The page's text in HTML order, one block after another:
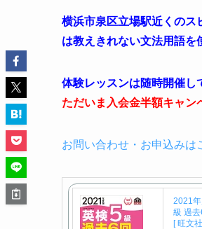
横浜市泉区立場駅近くのス
は教えきれない文法用語を
体験レッスンは随時開催し
ただいま入会金半額キャン
お問い合わせ・お申込みは
2021
級 過
[ 旺文